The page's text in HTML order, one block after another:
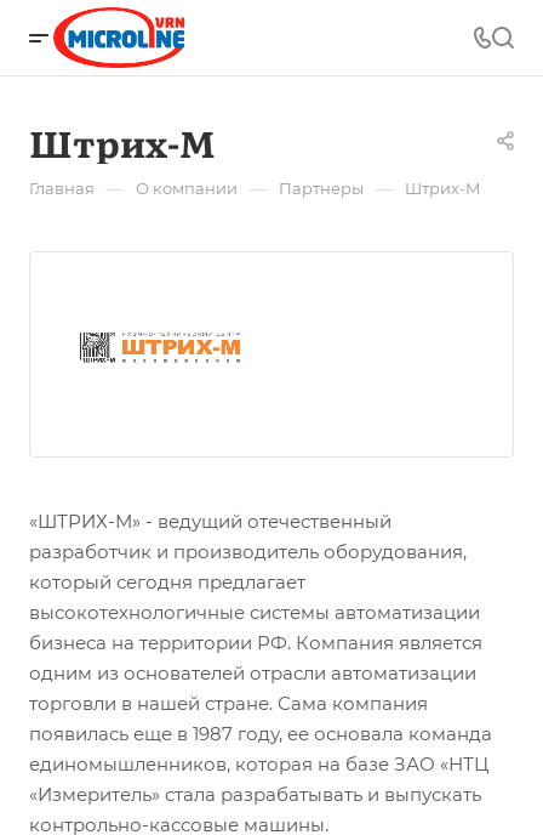
Штрих-М
Главная — О компании — Партнеры — Штрих-М
«ШТРИХ-М» - ведущий отечественный
разработчик и производитель оборудования,
который сегодня предлагает
высокотехнологичные системы автоматизации
бизнеса на территории РФ. Компания является
одним из основателей отрасли автоматизации
торговли в нашей стране. Сама компания
появилась еще в 1987 году, ее основала команда
единомышленников, которая на базе ЗАО «НТЦ
«Измеритель» стала разрабатывать и выпускать
контрольно-кассовые машины.